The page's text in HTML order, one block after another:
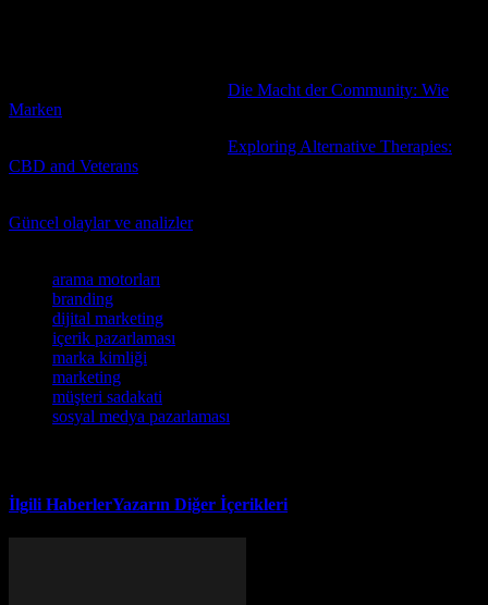
Die Macht der Community: Wie
Marken
Exploring Alternative Therapies:
CBD and Veterans
Güncel olaylar ve analizlerile sektörün gelişimini takip edin.
arama motorları
branding
dijital marketing
içerik pazarlaması
marka kimliği
marketing
müşteri sadakati
sosyal medya pazarlaması
İlgili HaberlerYazarın Diğer İçerikleri